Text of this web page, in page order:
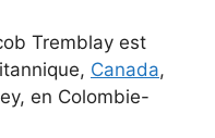
Tremblay est
Canada,
en Colombie-